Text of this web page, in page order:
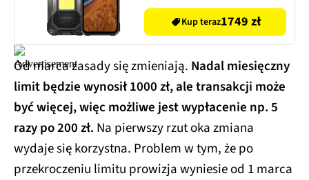
Kup teraz1749 zł
Od marca zasady się zmieniają. Nadal miesięczny
limit będzie wynosił 1000 zł, ale transakcji może
być więcej, więc możliwe jest wypłacenie np. 5
razy po 200 zł. Na pierwszy rzut oka zmiana
wydaje się korzystna. Problem w tym, że po
przekroczeniu limitu prowizja wyniesie od 1 marca